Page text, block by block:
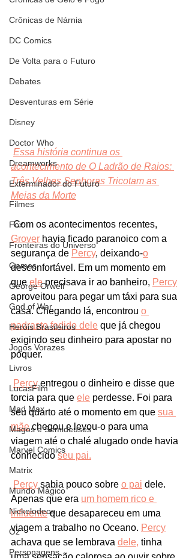
Crônicas de Nárnia
DC Comics
De Volta para o Futuro
Debates
Desventuras em Série
Disney
Doctor Who
Dreamworks
Exterminador do Futuro
Filmes
Fox
Fronteiras do Universo
Games
George Orwell
God of War
Heróis Brasileiros
Jogos Vorazes
Livros
LucasFilm
Mad Max
Magos e Semideuses
Marvel Comics
Matrix
Mundo Mágico
Nickelodeon
Oz
Personagens
Essa história continua os
acontecimento de O Ladrão de Raios:
Três Velhas Senhoras Tricotam as
Meias da Morte
Com os acontecimentos recentes,
Grover havia ficado paranoico com a
segurança de Percy, deixando-o
desconfortável. Em um momento em
que ele precisava ir ao banheiro, Percy
aproveitou para pegar um táxi para sua
casa. Chegando lá, encontrou o
padrasto fedido dele que já chegou
exigindo seu dinheiro para apostar no
póquer.
Percy entregou o dinheiro e disse que
torcia para que ele perdesse. Foi para
seu quarto até o momento em que sua
mãe chegou e levou-o para uma
viagem até o chalé alugado onde havia
conhecido seu pai.
Percy sabia pouco sobre o pai dele.
Apenas que era um homem rico e
influente que desapareceu em uma
viagem a trabalho no Oceano. Percy
achava que se lembrava dele, tinha